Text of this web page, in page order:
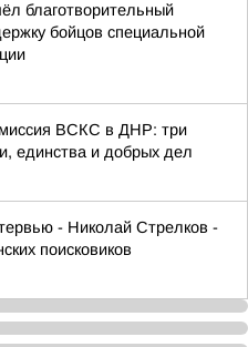
благотворительный
бойцов специальной
миссия ВСКС в ДНР: три
единства и добрых дел
- Николай Стрелков -
поисковиков